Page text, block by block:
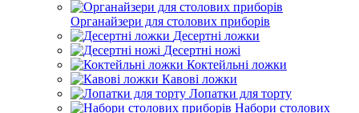
Органайзери для столових приборів
Десертні ложки
Десертні ножі
Коктейльні ложки
Кавові ложки
Лопатки для торту
Набори столових